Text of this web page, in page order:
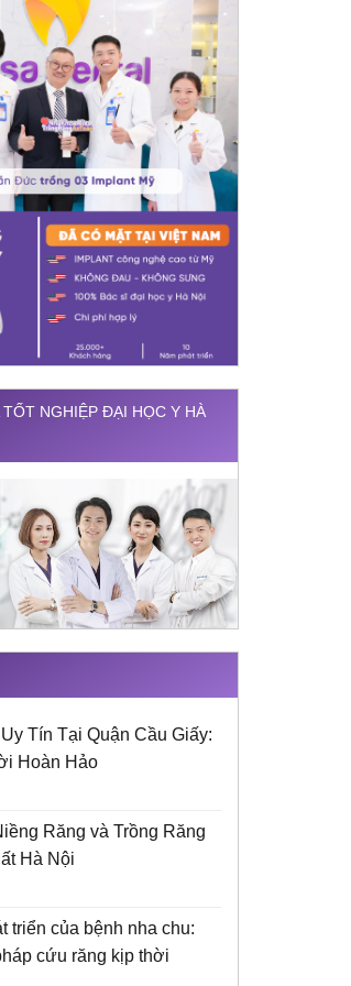
TỐT NGHIỆP ĐẠI HỌC Y HÀ
Tín Tại Quận Cầu Giấy:
Hoàn Hảo
Răng và Trồng Răng
Hà Nội
triển của bệnh nha chu:
cứu răng kịp thời